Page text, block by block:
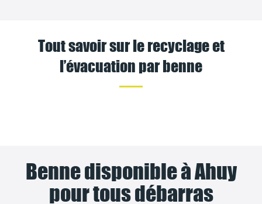
Tout savoir sur le recyclage et
l’évacuation par benne
Benne disponible à Ahuy
pour tous débarras